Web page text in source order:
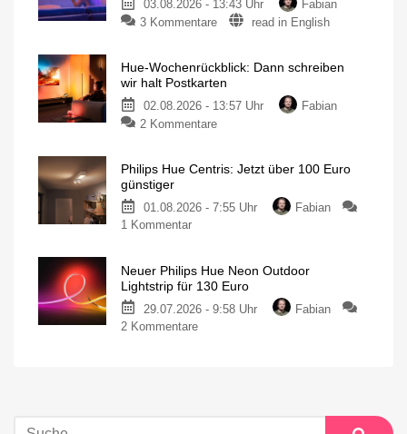
03.08.2026 - 13:43 Uhr
Fabian
3 Kommentare
read in English
Hue-Wochenrückblick: Dann schreiben
wir halt Postkarten
02.08.2026 - 13:57 Uhr
Fabian
2 Kommentare
Philips Hue Centris: Jetzt über 100 Euro
günstiger
01.08.2026 - 7:55 Uhr
Fabian
1 Kommentar
Neuer Philips Hue Neon Outdoor
Lightstrip für 130 Euro
29.07.2026 - 9:58 Uhr
Fabian
2 Kommentare